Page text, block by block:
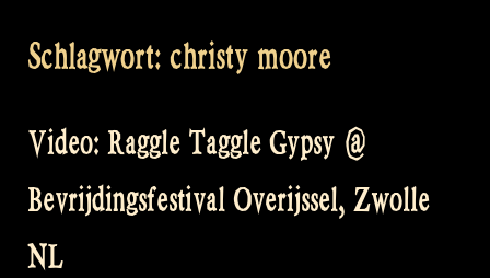
Schlagwort: christy moore
Video: Raggle Taggle Gypsy @
Bevrijdingsfestival Overijssel, Zwolle
NL